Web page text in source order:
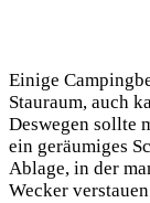
Einige
Stauraum, auch
Deswegen sollte
ein geräumiges
Ablage, in der
Wecker